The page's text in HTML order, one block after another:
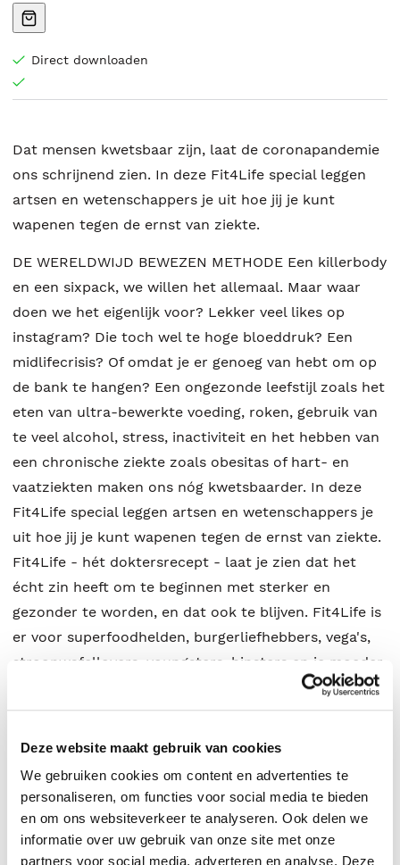
Deze website maakt gebruik van cookies
We gebruiken cookies om content en advertenties te
personaliseren, om functies voor social media te bieden
en om ons websiteverkeer te analyseren. Ook delen we
informatie over uw gebruik van onze site met onze
partners voor social media, adverteren en analyse. Deze
Direct downloaden
Dat mensen kwetsbaar zijn, laat de coronapandemie
ons schrijnend zien. In deze Fit4Life special leggen
artsen en wetenschappers je uit hoe jij je kunt
wapenen tegen de ernst van ziekte.
DE WERELDWIJD BEWEZEN METHODE Een killerbody
en een sixpack, we willen het allemaal. Maar waar
doen we het eigenlijk voor? Lekker veel likes op
instagram? Die toch wel te hoge bloeddruk? Een
midlifecrisis? Of omdat je er genoeg van hebt om op
de bank te hangen? Een ongezonde leefstijl zoals het
eten van ultra-bewerkte voeding, roken, gebruik van
te veel alcohol, stress, inactiviteit en het hebben van
een chronische ziekte zoals obesitas of hart- en
vaatziekten maken ons nóg kwetsbaarder. In deze
Fit4Life special leggen artsen en wetenschappers je
uit hoe jij je kunt wapenen tegen de ernst van ziekte.
Fit4Life - hét doktersrecept - laat je zien dat het
écht zin heeft om te beginnen met sterker en
gezonder te worden, en dat ook te blijven. Fit4Life is
er voor superfoodhelden, burgerliefhebbers, vega's,
stroopwafellovers, youngsters, hipsters en je moeder,
je vriend en je opa. Gebaseerd op het wereldwijde
gezondheidsprogramma Fit4Surgery inspireren
gezondheid eigenlijk vrij gewoon is, en geen hype,
dieet of lifestyle. En belangrijk in tijden van ziekte en
herstel, zoals het coronavirus. Gezond zijn is de